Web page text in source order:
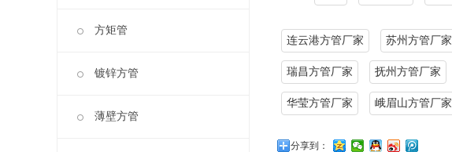
方矩管
镀锌方管
薄壁方管
连云港方管厂家 苏州方管厂家
瑞昌方管厂家 抚州方管厂家
华莹方管厂家 峨眉山方管厂家
分享到：